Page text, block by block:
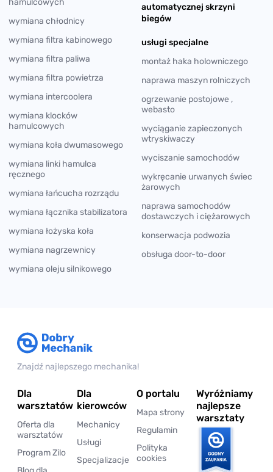
wymiana chłodnicy
wymiana filtra kabinowego
wymiana filtra paliwa
wymiana filtra powietrza
wymiana intercoolera
wymiana klocków
hamulcowych
wymiana koła dwumasowego
wymiana linki hamulca
ręcznego
wymiana łańcucha rozrządu
wymiana łącznika stabilizatora
wymiana łożyska koła
wymiana nagrzewnicy
wymiana oleju silnikowego
automatycznej skrzyni
biegów
usługi specjalne
montaż haka holowniczego
naprawa maszyn rolniczych
ogrzewanie postojowe ,
webasto
wyciąganie zapieczonych
wtryskiwaczy
wyciszanie samochodów
wykręcanie urwanych świec
żarowych
naprawa samochodów
dostawczych i ciężarowych
konserwacja podwozia
obsługa door-to-door
Znajdź najlepszego mechanika!
Dla
warsztatów
Oferta dla
warsztatów
Program Zilo
Dla
kierowców
Mechanicy
Usługi
Specjalizacje
O portalu
Mapa strony
Regulamin
Polityka
cookies
Wyróżniamy
najlepsze
warsztaty